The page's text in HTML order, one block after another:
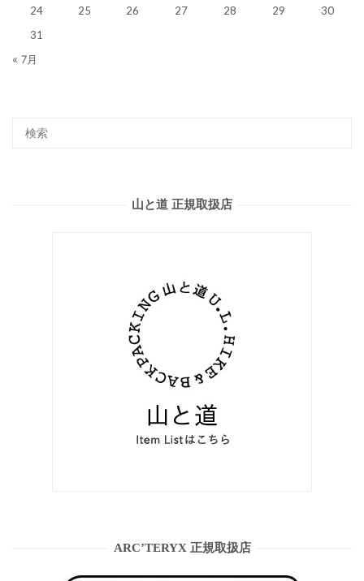
24 25 26 27 28 29
30
31
« 7月
山と道 正規取扱店
ARC’TERYX 正規取扱店